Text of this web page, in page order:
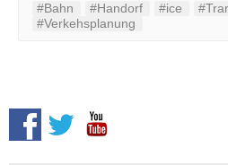
#Bahn #Handorf #ice
#Verkehsplanung